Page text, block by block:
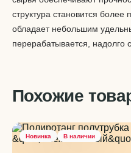
структура становится
обладает небольшим
перерабатывается, надолго
Похожие
Новинка В наличии